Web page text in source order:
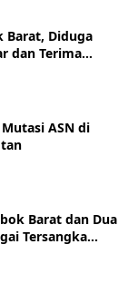
Barat, Diduga
dan Terima
ASN di
Barat dan Dua
Tersangka